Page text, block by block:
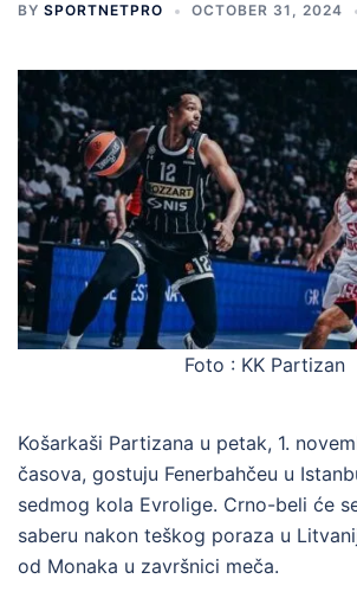
BY SPORTNETPRO OCTOBER 31, 2024
Foto : KK Partizan
Košarkaši Partizana u petak, 1.
časova, gostuju Fenerbahčeu u
sedmog kola Evrolige. Crno-beli će
saberu nakon teškog poraza u
od Monaka u završnici meča.